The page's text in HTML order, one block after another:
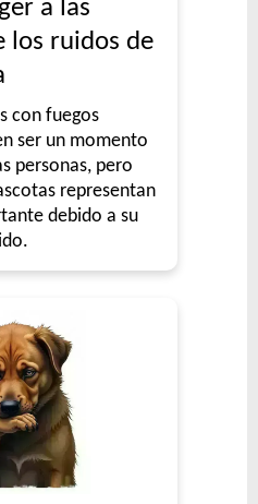
y Grande
Calorías
All Breeds
Grande
Mediana
Pequeña
Sensible
Adultos
y Grande
a las
los ruidos de
con fuegos
ser un momento
personas, pero
representan
debido a su